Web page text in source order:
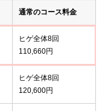
通常のコース料金
ヒゲ全体8回
110,660円
ヒゲ全体8回
120,600円